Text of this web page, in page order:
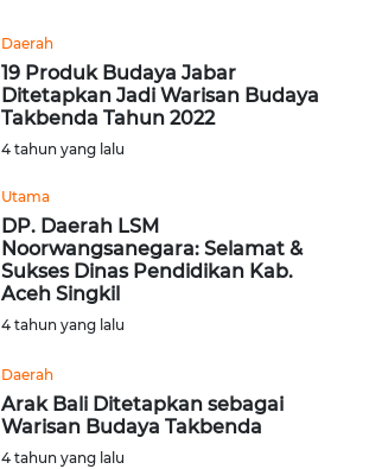
Daerah
19 Produk Budaya Jabar
Ditetapkan Jadi Warisan Budaya
Takbenda Tahun 2022
4 tahun yang lalu
Utama
DP. Daerah LSM
Noorwangsanegara: Selamat &
Sukses Dinas Pendidikan Kab.
Aceh Singkil
4 tahun yang lalu
Daerah
Arak Bali Ditetapkan sebagai
Warisan Budaya Takbenda
4 tahun yang lalu